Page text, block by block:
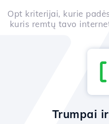
Opt kriterijai, kurie
kuris remtų tavo
Trumpai